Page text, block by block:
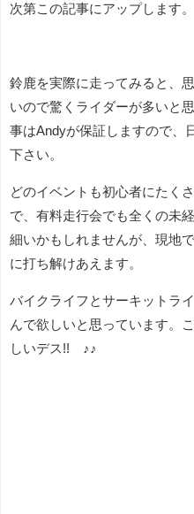
次第この記事にアップします。
鈴鹿を実際に走ってみると、
いので驚くライダーが多いと
事はAndyが保証しますので、
下さい。
どのイベントも初心者にたく
で、有料走行会でも全くの未
細いかもしれませんが、現地
に打ち解けあえます。
バイクライフとサーキットラ
んで欲しいと思っています。
しいデス!! ♪♪